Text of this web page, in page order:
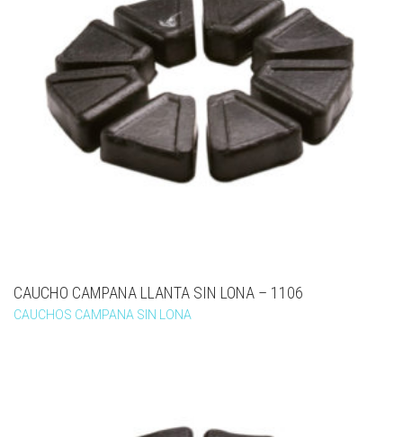
CAUCHO CAMPANA LLANTA SIN LONA – 1106
CAUCHOS CAMPANA SIN LONA